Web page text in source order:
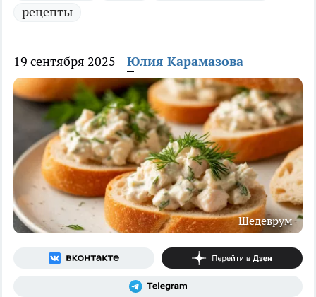
рецепты
19 сентября 2025 Юлия Карамазова
Шедеврум